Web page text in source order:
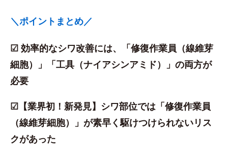
＼ポイントまとめ／
☑ 効率的なシワ改善には、「修復作業員（線維芽
細胞）」「工具（ナイアシンアミド）」の両方が
必要
☑【業界初！新発見】シワ部位では「修復作業員
（線維芽細胞）」が素早く駆けつけられないリス
クがあった